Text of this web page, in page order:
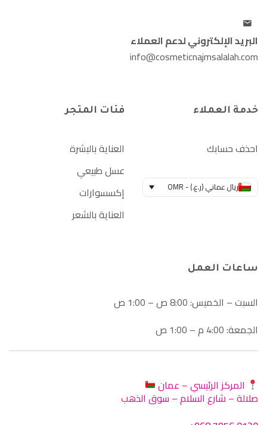
البريد الإلكتروني لدعم العملاء
info@cosmeticnajmsalalah.com
خدمة العملاء
احذف حسابك
ريال عماني (ر.ع.) - OMR
فئات المتجر
العناية بالبشرة
عسل طبيعي
إكسسوارات
العناية بالشعر
ساعات العمل
السبت – الخميس: 8:00 ص – 1:00 ص
الجمعة: 4:00 م – 1:00 ص
المركز الرئيسي – عمان
صلالة – شارع السلام – سوق الذهب